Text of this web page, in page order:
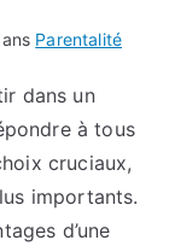
Parentalité
dans un
à tous
cruciaux,
importants.
d’une